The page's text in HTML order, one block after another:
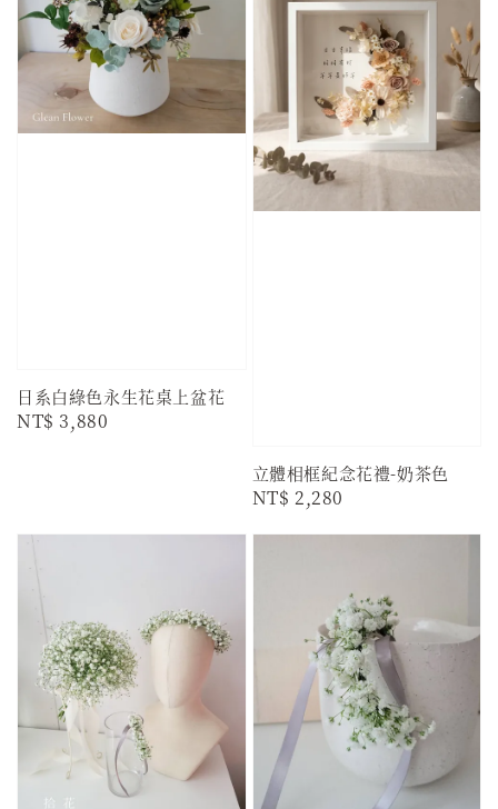
日系白綠色永生花桌上盆花
Regular
NT$ 3,880
立體相框紀念花禮-奶茶色
Regular
NT$ 2,280